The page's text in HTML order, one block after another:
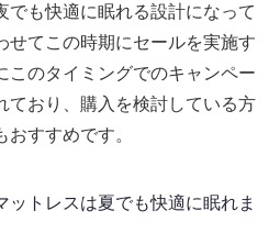
でも快適に眠れる設計になって
せてこの時期にセールを実施す
このタイミングでのキャンペー
ており、購入を検討している方
すすめです。
ットレスは夏でも快適に眠れま